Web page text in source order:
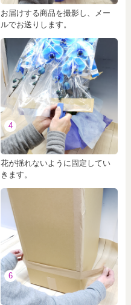
お届けする商品を撮影し、メー
ルでお送りします。
4
花が揺れないように固定してい
きます。
6